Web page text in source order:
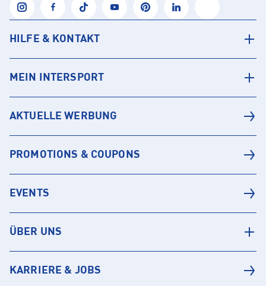
HILFE & KONTAKT
MEIN INTERSPORT
AKTUELLE WERBUNG
PROMOTIONS & COUPONS
EVENTS
ÜBER UNS
KARRIERE & JOBS